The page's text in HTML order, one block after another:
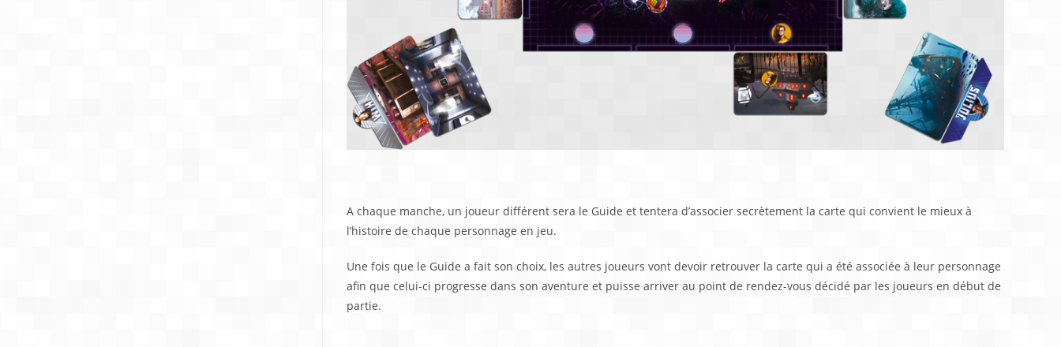
A chaque manche, un joueur différent sera le Guide et tentera d’associer secrètement la carte qui convient le mieux à
l’histoire de chaque personnage en jeu.
Une fois que le Guide a fait son choix, les autres joueurs vont devoir retrouver la carte qui a été associée à leur personnage
afin que celui-ci progresse dans son aventure et puisse arriver au point de rendez-vous décidé par les joueurs en début de
partie.